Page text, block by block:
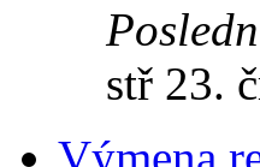
stř 23.
Výmena